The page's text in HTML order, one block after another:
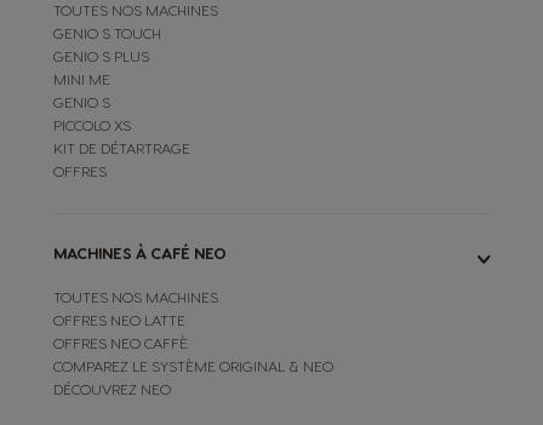
TOUTES NOS MACHINES
GENIO S TOUCH
GENIO S PLUS
MINI ME
GENIO S
PICCOLO XS
KIT DE DÉTARTRAGE
OFFRES
MACHINES À CAFÉ NEO
TOUTES NOS MACHINES
OFFRES NEO LATTE
OFFRES NEO CAFFÈ
COMPAREZ LE SYSTÈME ORIGINAL & NEO
DÉCOUVREZ NEO